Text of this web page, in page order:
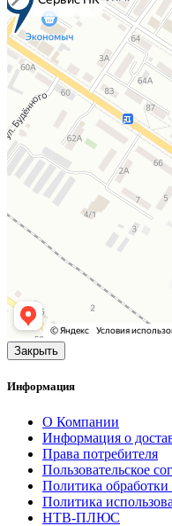
Закрыть
Информация
О Компании
Информация о
Права потребителя
Пользовательское
Политика
Политика
НТВ-ПЛЮС